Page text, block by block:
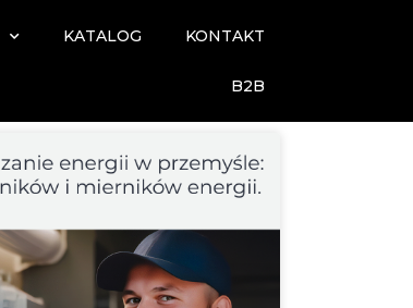
KATALOG KONTAKT
B2B